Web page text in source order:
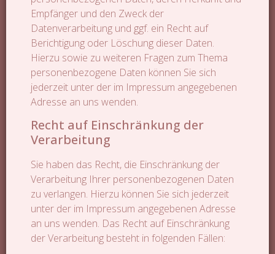
Empfänger und den Zweck der
Datenverarbeitung und ggf. ein Recht auf
Berichtigung oder Löschung dieser Daten.
Hierzu sowie zu weiteren Fragen zum Thema
personenbezogene Daten können Sie sich
jederzeit unter der im Impressum angegebenen
Adresse an uns wenden.
Recht auf Einschränkung der
Verarbeitung
Sie haben das Recht, die Einschränkung der
Verarbeitung Ihrer personenbezogenen Daten
zu verlangen. Hierzu können Sie sich jederzeit
unter der im Impressum angegebenen Adresse
an uns wenden. Das Recht auf Einschränkung
der Verarbeitung besteht in folgenden Fällen: